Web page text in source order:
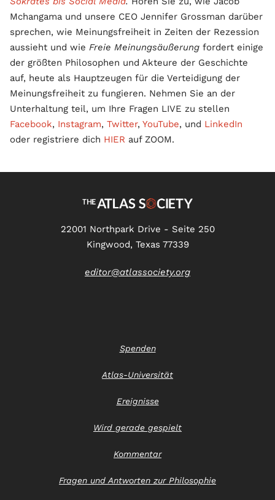
Mchangama und unsere CEO Jennifer Grossman darüber
sprechen, wie Meinungsfreiheit in Zeiten der Rezession
aussieht und wie Freie Meinungsäußerung fordert einige
der größten Philosophen und Akteure der Geschichte
auf, heute als Hauptzeugen für die Verteidigung der
Meinungsfreiheit zu fungieren. Nehmen Sie an der
Unterhaltung teil, um Ihre Fragen LIVE zu stellen
Facebook, Instagram, Twitter, YouTube, und LinkedIn
oder registriere dich HIER auf ZOOM.
22001 Northpark Drive - Seite 250
Kingwood, Texas 77339
editor@atlassociety.org
Spenden
Atlas-Universität
Ereignisse
Wird gerade gespielt
Kommentar
Fragen und Antworten zur Philosophie